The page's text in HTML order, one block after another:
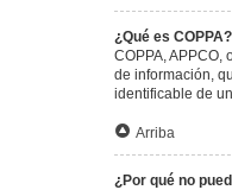
¿Qué es
COPPA,
de información,
identificable de
Arriba
¿Por qué no